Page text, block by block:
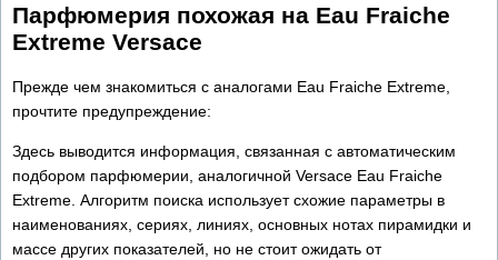
Парфюмерия похожая на Eau Fraiche
Extreme Versace
Прежде чем знакомиться с аналогами Eau Fraiche Extreme,
прочтите предупреждение:
Здесь выводится информация, связанная с автоматическим
подбором парфюмерии, аналогичной Versace Eau Fraiche
Extreme. Алгоритм поиска использует схожие параметры в
наименованиях, сериях, линиях, основных нотах пирамидки и
массе других показателей, но не стоит ожидать от